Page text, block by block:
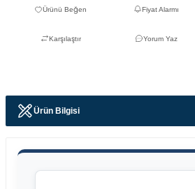
Fiyat Alarmı
Karşılaştır Yorum Yaz
Ürün Bilgisi